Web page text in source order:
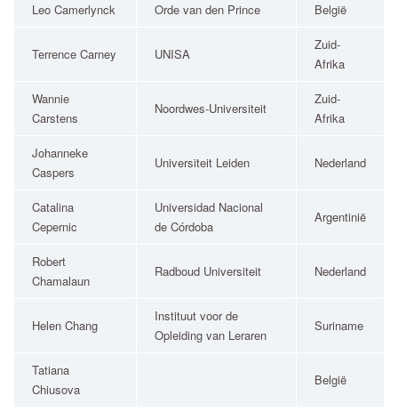
Leo Camerlynck Orde van den Prince België
Terrence Carney UNISA
Zuid-
Afrika
Wannie
Carstens
Noordwes-Universiteit
Zuid-
Afrika
Johanneke
Caspers
Universiteit Leiden Nederland
Catalina
Cepernic
Universidad Nacional
de Córdoba
Argentinië
Robert
Chamalaun
Radboud Universiteit Nederland
Helen Chang
Instituut voor de
Opleiding van Leraren
Suriname
Tatiana
Chiusova
België